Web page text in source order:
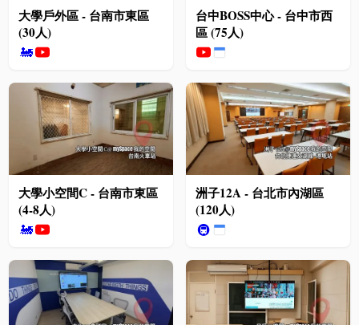
大學戶外區 - 台南市東區
(30人)
🚂
台中BOSS中心 - 台中市西
區 (75人)
大學小空間C - 台南市東區
(4-8人)
🚂
洲子12A - 台北市內湖區
(120人)
🚇